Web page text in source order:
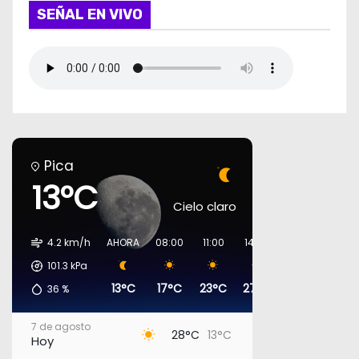
SEÑAL EN VIVO
Pica
13°C Cielo claro
4.2 km/h
101.3 kPa
36 %
AHORA
13°C
08:00
17°C
11:00
23°C
14:00
27°C
7 de agosto
Hoy 28°C 13°C